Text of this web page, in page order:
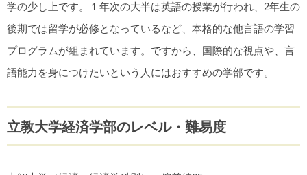
学の少し上です。１年次の大半は英語の授業が行われ、2年生の
後期では留学が必修となっているなど、本格的な他言語の学習
プログラムが組まれています。ですから、国際的な視点や、言
語能力を身につけたいという人にはおすすめの学部です。
立教大学経済学部のレベル・難易度